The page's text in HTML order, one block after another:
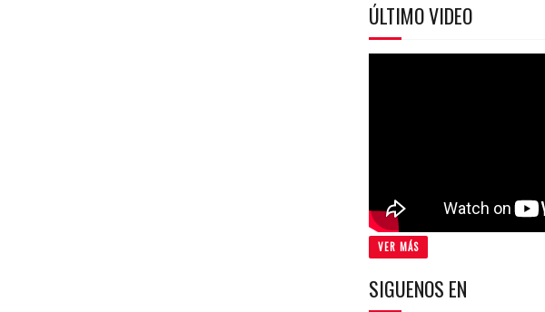
ÚLTIMO VIDEO
VER MÁS
SIGUENOS EN